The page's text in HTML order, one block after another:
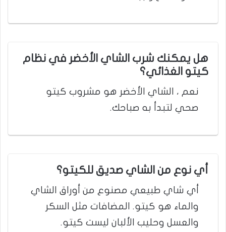
هل يمكنك شرب الشاي الأخضر في نظام
كيتو الغذائي؟
نعم ، الشاي الأخضر هو مشروب كيتو
صحي لتبدأ به صباحك.
أي نوع من الشاي صديق للكيتو؟
أي شاي طبيعي مصنوع من أوراق الشاي
والماء هو كيتو. المضافات مثل السكر
والعسل وحليب الألبان ليست كيتو.